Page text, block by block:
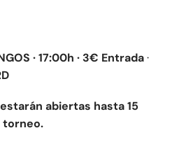
· 17:00h · 3€ Entrada·
abiertas hasta 15
torneo.